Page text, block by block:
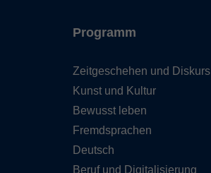
Programm
Zeitgeschehen und Diskurs
Kunst und Kultur
Bewusst leben
Fremdsprachen
Deutsch
Beruf und Digitalisierung